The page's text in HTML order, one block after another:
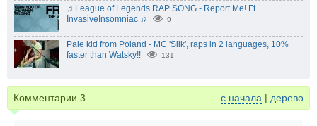
♫ League of Legends RAP SONG - Report Me! Ft.
InvasiveInsomniac ♫
9
Pale kid from Poland - MC 'Silk', raps in 2 languages, 10%
faster than Watsky!!
131
Комментарии 3 с начала | дерево